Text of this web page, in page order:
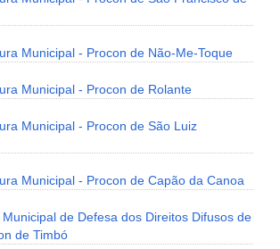
Municipal - Procon de Não-Me-Toque
Municipal - Procon de Rolante
Municipal - Procon de São Luiz
Municipal - Procon de Capão da Canoa
de Defesa dos Direitos Difusos de
de Timbó